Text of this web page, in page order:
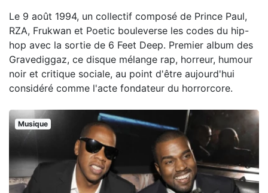
Le 9 août 1994, un collectif composé de Prince Paul,
RZA, Frukwan et Poetic bouleverse les codes du hip-
hop avec la sortie de 6 Feet Deep. Premier album des
Gravediggaz, ce disque mélange rap, horreur, humour
noir et critique sociale, au point d'être aujourd'hui
considéré comme l'acte fondateur du horrorcore.
Musique